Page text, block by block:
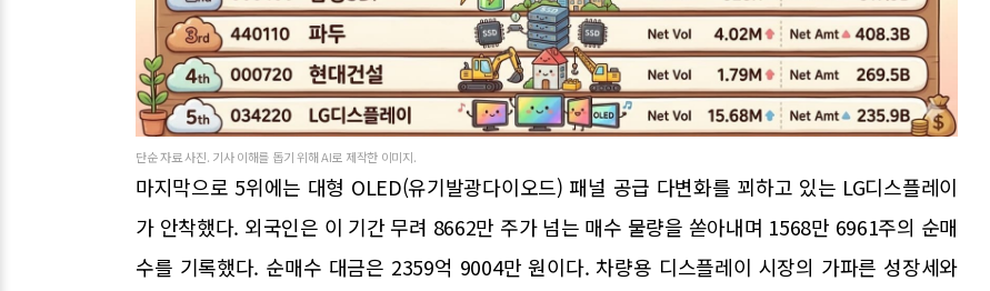
단순 자료 사진. 기사 이해를 돕기 위해 AI로 제작한 이미지.
마지막으로 5위에는 대형 OLED(유기발광다이오드) 패널 공급 다변화를 꾀하고 있는 LG디스플레이
가 안착했다. 외국인은 이 기간 무려 8662만 주가 넘는 매수 물량을 쏟아내며 1568만 6961주의 순매
수를 기록했다. 순매수 대금은 2359억 9004만 원이다. 차량용 디스플레이 시장의 가파른 성장세와